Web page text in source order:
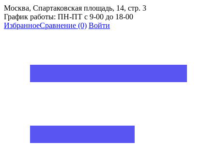
Москва, Спартаковская площадь, 14, стр. 3
График работы: ПН-ПТ с 9-00 до 18-00
ИзбранноеСравнение (0) Войти